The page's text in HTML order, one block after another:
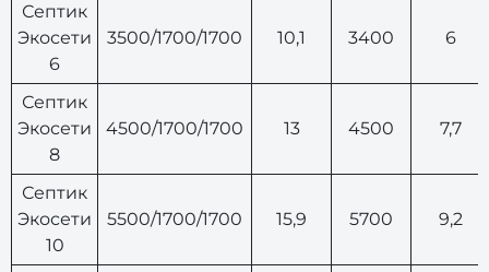
Септик
Экосети
6
3500/1700/1700 10,1 3400 6
Септик
Экосети
8
4500/1700/1700 13 4500 7,7
Септик
Экосети
10
5500/1700/1700 15,9 5700 9,2